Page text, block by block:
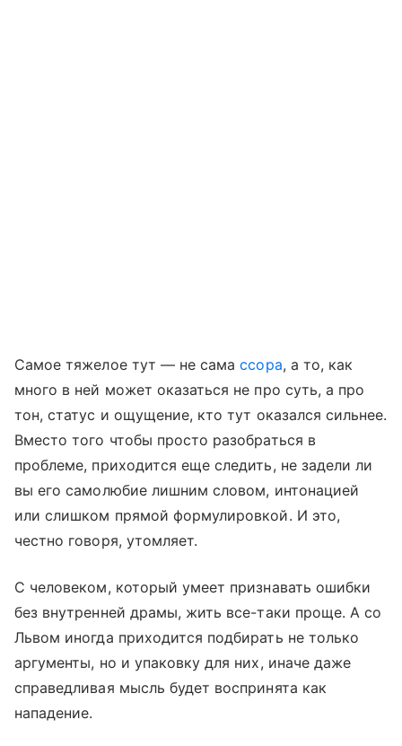
Самое тяжелое тут — не самассора, а то, как
много в ней может оказаться не про суть, а про
тон, статус и ощущение, кто тут оказался сильнее.
Вместо того чтобы просто разобраться в
проблеме, приходится еще следить, не задели ли
вы его самолюбие лишним словом, интонацией
или слишком прямой формулировкой. И это,
честно говоря, утомляет.
С человеком, который умеет признавать ошибки
без внутренней драмы, жить все-таки проще. А со
Львом иногда приходится подбирать не только
аргументы, но и упаковку для них, иначе даже
справедливая мысль будет воспринята как
нападение.